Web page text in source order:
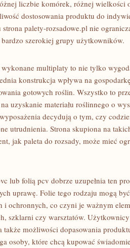
liczbie komórek, różnej wielkości
dostosowania produktu do
palety-rozsadowe.pl nie
szerokiej grupy użytkowników.
multiplaty to nie tylko
konstrukcja wpływa na
gotowych roślin. Wszystko to
uzyskanie materiału roślinnego o
decydują o tym, czy
utrudnienia. Strona skupiona na
jak paleta do rozsady, może mieć
lub folią pcv dobrze uzupełnia ten
uprawę. Folie tego rodzaju mogą
i ochronnych, co czyni je ważnym
szklarni czy warsztatów.
także możliwości dopasowania
osoby, które chcą kupować